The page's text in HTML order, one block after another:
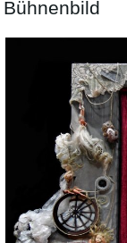
Bühnenbild